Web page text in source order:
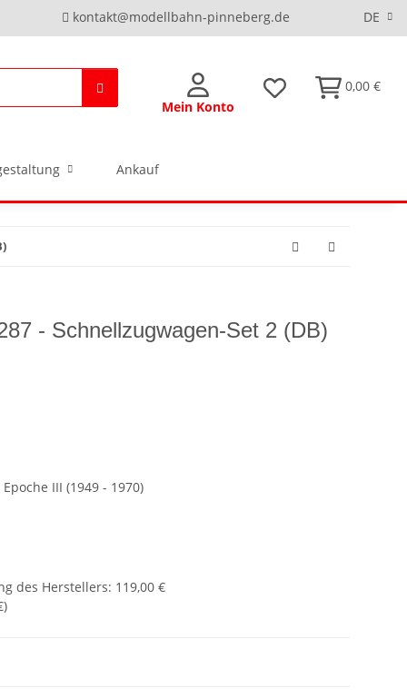
DE
kontakt@modellbahn-pinneberg.de
Mein Konto
0,00 €
Ankauf
- Schnellzugwagen-Set 2 (DB)
III (1949 - 1970)
des Herstellers: 119,00 €
)